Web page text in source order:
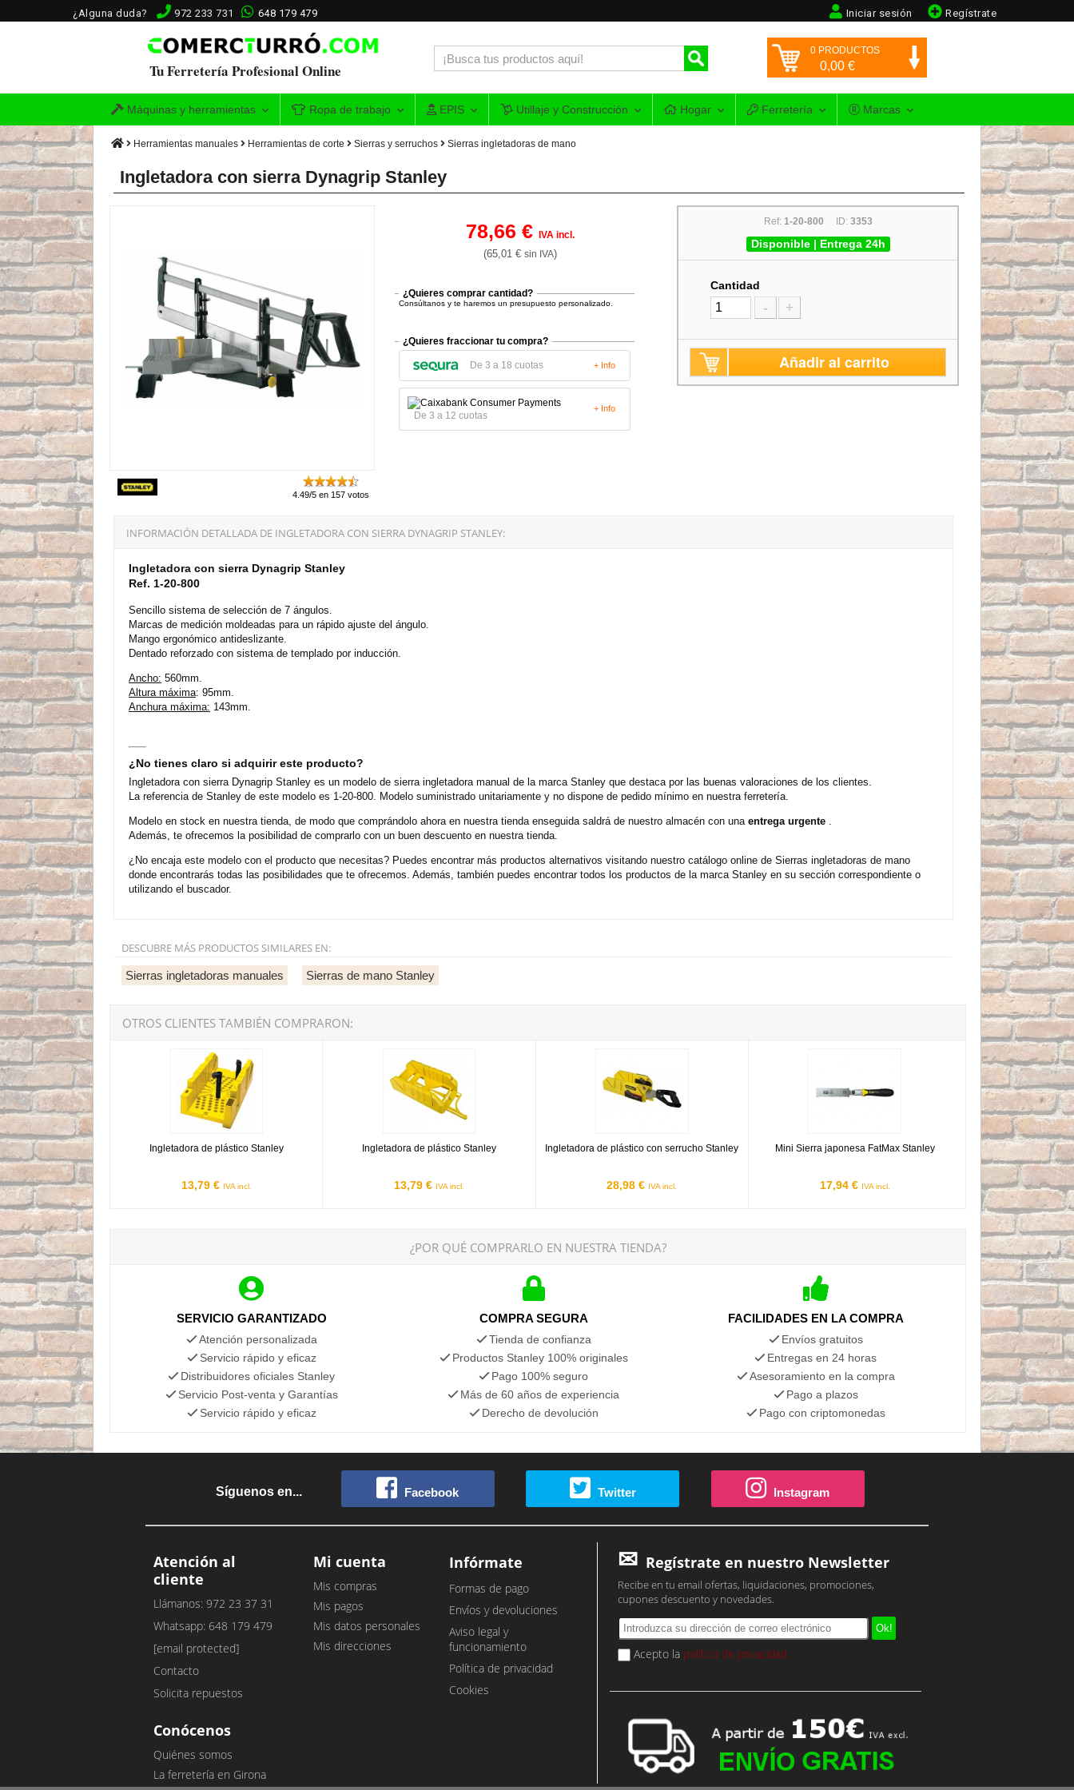
¿Alguna duda? 972 233 731 648 179 479 Regístrate
Iniciar sesión
Tu Ferretería Profesional Online
0 PRODUCTOS
0,00 €
Máquinas y herramientas Ropa de trabajo EPIS Utillaje y Construcción Hogar Ferretería Marcas
Herramientas manuales Herramientas de corte Sierras y serruchos Sierras ingletadoras de mano
Ingletadora con sierra Dynagrip Stanley
4.49/5 en 157 votos
78,66 €IVA incl.
(65,01 €sin IVA)
¿Quieres comprar cantidad?
Consúltanos y te haremos un presupuesto personalizado.
¿Quieres fraccionar tu compra?
De 3 a 18 cuotas + Info
De 3 a 12 cuotas
+ Info
Ref: 1-20-800 ID: 3353
Disponible | Entrega 24h
Cantidad
- +
Añadir al carrito
INFORMACIÓN DETALLADA DE INGLETADORA CON SIERRA DYNAGRIP STANLEY:
Ingletadora con sierra Dynagrip Stanley
Ref. 1-20-800
Sencillo sistema de selección de 7 ángulos.
Marcas de medición moldeadas para un rápido ajuste del ángulo.
Mango ergonómico antideslizante.
Dentado reforzado con sistema de templado por inducción.
Ancho: 560mm.
Altura máxima: 95mm.
Anchura máxima: 143mm.
¿No tienes claro si adquirir este producto?
Ingletadora con sierra Dynagrip Stanley es un modelo de sierra ingletadora manual de la marca Stanley que destaca por las buenas valoraciones de los clientes.
La referencia de Stanley de este modelo es 1-20-800. Modelo suministrado unitariamente y no dispone de pedido mínimo en nuestra ferretería.
Modelo en stock en nuestra tienda, de modo que comprándolo ahora en nuestra tienda enseguida saldrá de nuestro almacén con una entrega urgente
Además, te ofrecemos la posibilidad de comprarlo con un buen descuento en nuestra tienda.
¿No encaja este modelo con el producto que necesitas? Puedes encontrar más productos alternativos visitando nuestro catálogo online de Sierras ingletadoras de mano
donde encontrarás todas las posibilidades que te ofrecemos. Además, también puedes encontrar todos los productos de la marca Stanley en su sección correspondiente o
utilizando el buscador.
DESCUBRE MÁS PRODUCTOS SIMILARES EN:
Sierras ingletadoras manuales Sierras de mano Stanley
OTROS CLIENTES TAMBIÉN COMPRARON:
Ingletadora de plástico Stanley
13,79 € IVA incl.
Ingletadora de plástico Stanley
Ingletadora de plástico Stanley
13,79 € IVA incl.
Ingletadora de plástico con serrucho Stanley
28,98 € IVA incl.
Mini Sierra japonesa FatMax Stanley
17,94 € IVA incl.
¿POR QUÉ COMPRARLO EN NUESTRA TIENDA?
SERVICIO GARANTIZADO
Atención personalizada
Servicio rápido y eficaz
Distribuidores oficiales Stanley
Servicio Post-venta y Garantías
Servicio rápido y eficaz
COMPRA SEGURA
Tienda de confianza
Productos Stanley 100% originales
Pago 100% seguro
Más de 60 años de experiencia
Derecho de devolución
FACILIDADES EN LA COMPRA
Envíos gratuitos
Entregas en 24 horas
Asesoramiento en la compra
Pago a plazos
Pago con criptomonedas
Síguenos en... Facebook Twitter Instagram
Atención al
cliente
Llámanos: 972 23 37 31
Whatsapp: 648 179 479
[email protected]
Contacto
Solicita repuestos
Conócenos
Quiénes somos
La ferretería en Girona
Mi cuenta
Mis compras
Mis pagos
Mis datos personales
Mis direcciones
Infórmate
Formas de pago
Envíos y devoluciones
Aviso legal y
funcionamiento
Política de privacidad
Cookies
Regístrate en nuestro Newsletter
Recibe en tu email ofertas, liquidaciones, promociones,
cupones descuento y novedades.
Acepto la política de privacidad